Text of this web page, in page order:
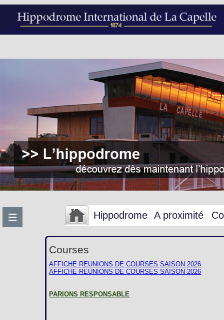
Hippodrome A proximité
Courses
AFFICHE REUNIONS DE COURSES SAISON 2026
AFFICHE REUNIONS DE COURSES SAISON 2026
PARIONS RESPONSABLE